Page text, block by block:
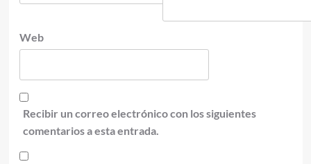
Web
Recibir un correo electrónico con los siguientes
comentarios a esta entrada.